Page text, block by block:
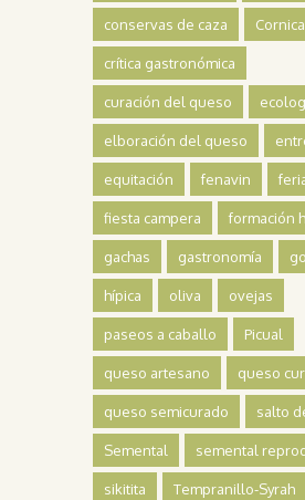
conservas de caza
crítica gastronómica
curación del queso
elboración del queso
equitación fenavin
fiesta campera formación
gachas gastronomía
hípica oliva ovejas
paseos a caballo Picual
queso artesano queso
queso semicurado salto
Semental semental
sikitita Tempranillo-Syrah